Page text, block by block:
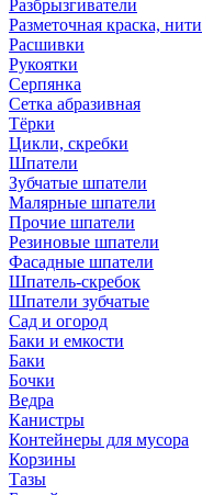
Разбрызгиватели
Разметочная краска, нити
Расшивки
Рукоятки
Серпянка
Сетка абразивная
Тёрки
Цикли, скребки
Шпатели
Зубчатые шпатели
Малярные шпатели
Прочие шпатели
Резиновые шпатели
Фасадные шпатели
Шпатель-скребок
Шпатели зубчатые
Сад и огород
Баки и емкости
Баки
Бочки
Ведра
Канистры
Контейнеры для мусора
Корзины
Тазы